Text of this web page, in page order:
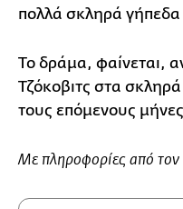
πολλά σκληρά γήπεδα
Το δράμα, φαίνεται,
Τζόκοβιτς στα
τους επόμενους
Με πληροφορίες από τον